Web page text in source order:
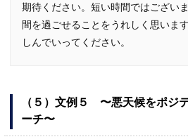
期待ください。短い時間ではござい
間を過ごせることをうれしく思いま
しんでいってください。
（５）文例５ 〜悪天候をポジ
ーチ〜